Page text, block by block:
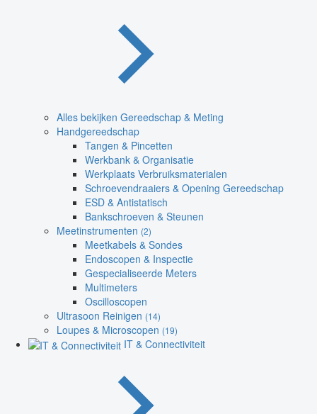
Alles bekijken Gereedschap & Meting
Handgereedschap
Tangen & Pincetten
Werkbank & Organisatie
Werkplaats Verbruiksmaterialen
Schroevendraaiers & Opening Gereedschap
ESD & Antistatisch
Bankschroeven & Steunen
Meetinstrumenten (2)
Meetkabels & Sondes
Endoscopen & Inspectie
Gespecialiseerde Meters
Multimeters
Oscilloscopen
Ultrasoon Reinigen (14)
Loupes & Microscopen (19)
IT & Connectiviteit